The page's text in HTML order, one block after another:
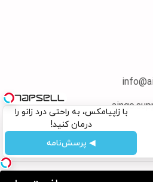
با زاپیامکس، به راحتی درد زانو را
درمان کنید!
◀ پرسش‌نامه